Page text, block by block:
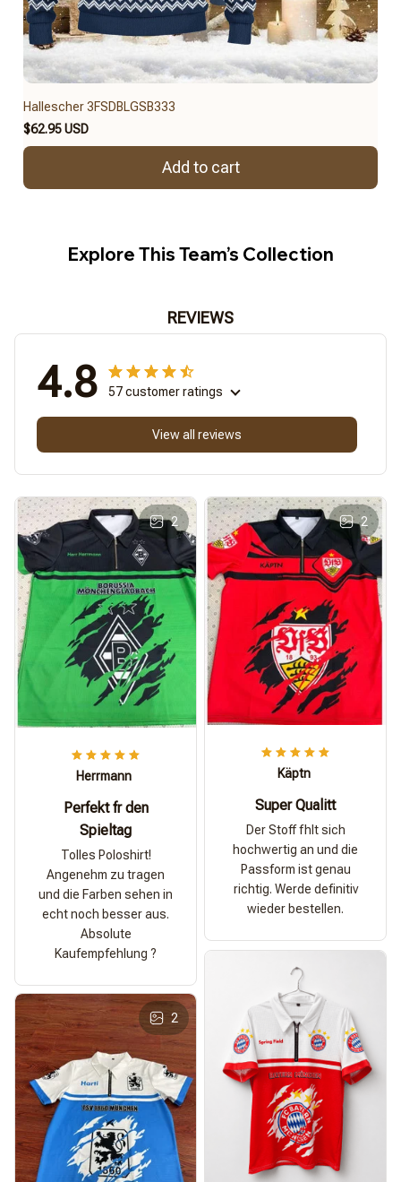
Hallescher 3FSDBLGSB333
$62.95 USD
Add to cart
Explore This Team’s Collection
REVIEWS
4.8 57 customer ratings
View all reviews
2
Herrmann
Perfekt fr den
Spieltag
Tolles Poloshirt!
Angenehm zu tragen
und die Farben sehen in
echt noch besser aus.
Absolute
Kaufempfehlung ?
2
Käptn
Super Qualitt
Der Stoff fhlt sich
hochwertig an und die
Passform ist genau
richtig. Werde definitiv
wieder bestellen.
2